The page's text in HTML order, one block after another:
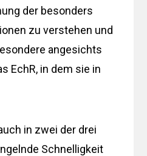
der besonders
zu verstehen und
angesichts
EchR, in dem sie in
in zwei der drei
Schnelligkeit